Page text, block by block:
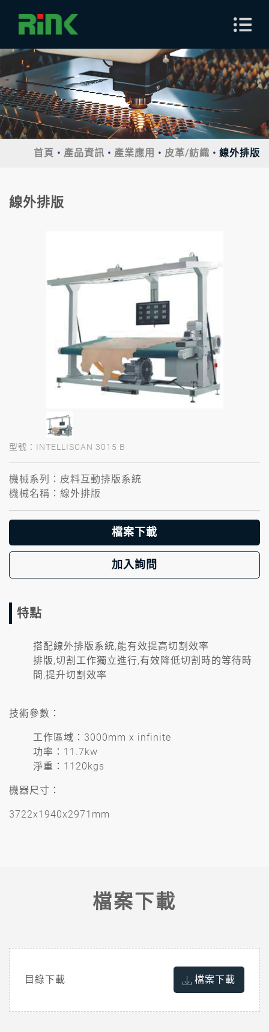
首頁 產品資訊 產業應用 皮革/紡織 線外排版
線外排版
型號：INTELLISCAN 3015 B
機械系列：皮料互動排版系統
機械名稱：線外排版
檔案下載
加入詢問
特點
搭配線外排版系統,能有效提高切割效率
排版,切割工作獨立進行,有效降低切割時的等待時
間,提升切割效率
技術參數：
工作區域：3000mm x infinite
功率：11.7kw
淨重：1120kgs
機器尺寸：
3722x1940x2971mm
檔案下載
目錄下載 檔案下載